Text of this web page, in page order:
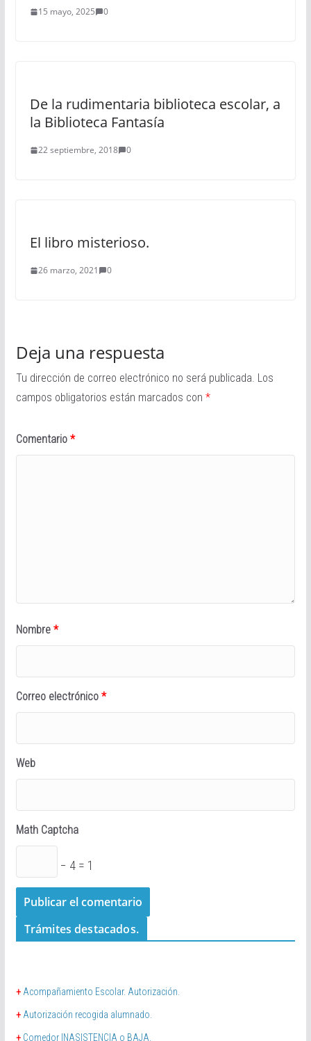
15 mayo, 2025 0
De la rudimentaria biblioteca escolar, a
la Biblioteca Fantasía
22 septiembre, 2018 0
El libro misterioso.
26 marzo, 2021 0
Deja una respuesta
Tu dirección de correo electrónico no será publicada. Los
campos obligatorios están marcados con *
Comentario *
Nombre *
Correo electrónico *
Web
Math Captcha
− 4 = 1
Trámites destacados.
+ Acompañamiento Escolar. Autorización.
+ Autorización recogida alumnado.
+ Comedor INASISTENCIA o BAJA.